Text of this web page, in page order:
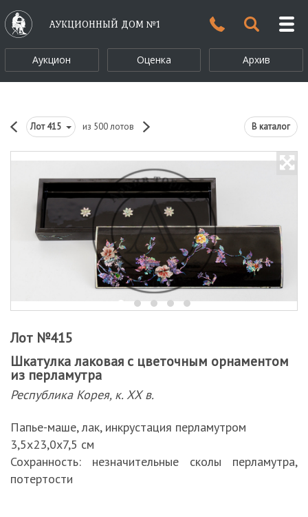
АУКЦИОННЫЙ ДОМ №1
Аукцион Оценка Архив
Лот415 из 500 лотов В каталог
Лот №415
Шкатулка лаковая с цветочным орнаментом
из перламутра
Республика Корея, к. ХХ в.
Папье-маше, лак, инкрустация перламутром
3,5х23,0х7,5 см
Сохранность: незначительные сколы перламутра,
потертости